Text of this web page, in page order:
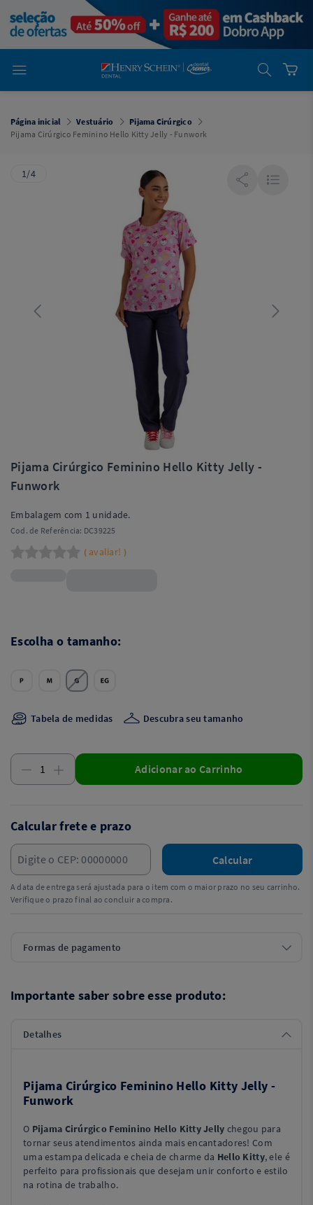
Dental
Cremer -
Henry Schein
Laboratório
Laboratório
Cremer -
Henry Schein
Página inicial Vestuário
Pijama Cirúrgico
Pijama Cirúrgico Feminino Hello Kitty Jelly - Funwork
1/4
Pijama Cirúrgico Feminino Hello Kitty Jelly -
Funwork
Embalagem com 1 unidade.
Cod. de Referência: DC39225
( avaliar! )
Escolha o tamanho:
Descubra seu tamanho
Tabela de medidas
Adicionar ao Carrinho
Calcular frete e prazo
Calcular
A data de entrega será ajustada para o item com o maior prazo no seu carrinho.
Verifique o prazo final ao concluir a compra.
Formas de pagamento
Importante saber sobre esse produto:
Detalhes
Pijama Cirúrgico Feminino Hello Kitty Jelly -
Funwork
O Pijama Cirúrgico Feminino Hello Kitty Jelly chegou para
tornar seus atendimentos ainda mais encantadores! Com
uma estampa delicada e cheia de charme da Hello Kitty, ele é
perfeito para profissionais que desejam unir conforto e estilo
na rotina de trabalho.